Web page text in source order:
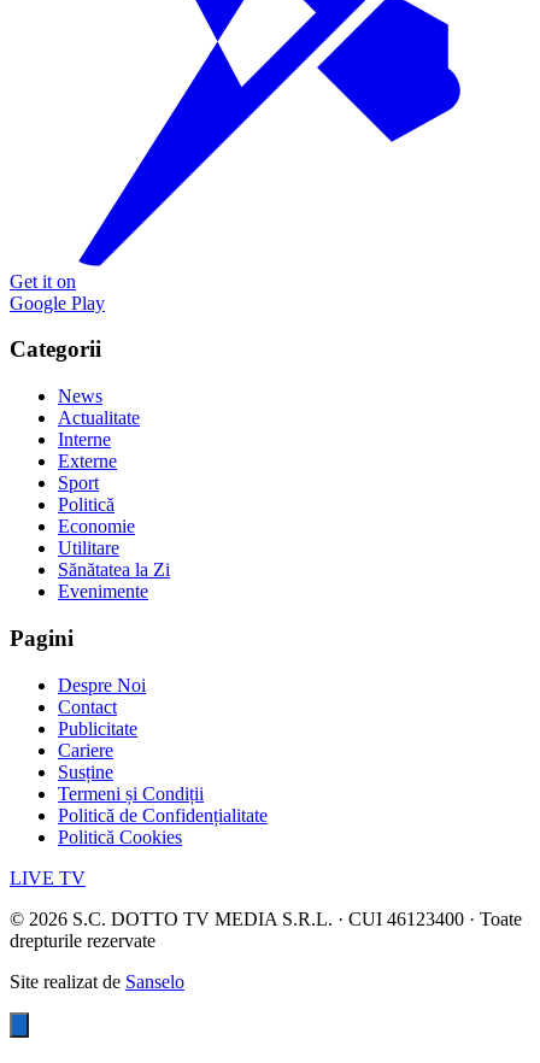
Get it on
Google Play
Categorii
News
Actualitate
Interne
Externe
Sport
Politică
Economie
Utilitare
Sănătatea la Zi
Evenimente
Pagini
Despre Noi
Contact
Publicitate
Cariere
Susține
Termeni și Condiții
Politică de Confidențialitate
Politică Cookies
LIVE TV
© 2026 S.C. DOTTO TV MEDIA S.R.L. · CUI 46123400 · Toate
drepturile rezervate
Site realizat de Sanselo